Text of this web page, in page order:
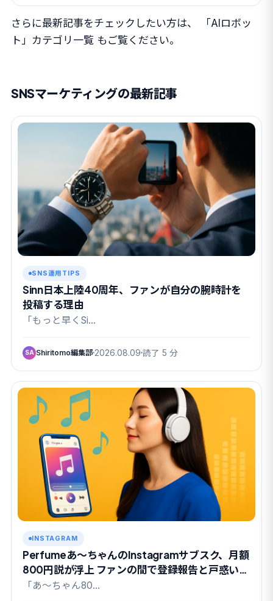
さらに最新記事をチェックしたい方は、
「AIロボッ
ト」カテゴリ一覧 もご覧ください。
SNSマーケティングの最新記事
SNS運用TIPS
Sinn日本上陸40周年、ファンが自分の腕時計を
投稿する理由
「もっと早くSi…
SA Shiritomo編集部 2026.08.09 読了 5 分
INSTAGRAM
Perfumeあ〜ちゃんのInstagramサブスク、月額
800円説が浮上 ファンの間で登録報告と戸惑いが
交錯
「あ〜ちゃん80…